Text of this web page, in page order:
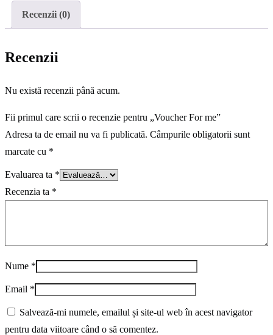
For
Recenzii (0)
Recenzii
Nu există recenzii până acum.
Fii primul care scrii o recenzie pentru „Voucher For me”
Adresa ta de email nu va fi publicată. Câmpurile obligatorii sunt
marcate cu *
Evaluarea ta *
Recenzia ta *
Nume *
Email *
Salvează-mi numele, emailul și site-ul web în acest navigator
pentru data viitoare când o să comentez.